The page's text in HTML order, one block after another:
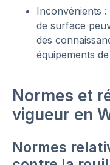
Inconvénients
de surface
des
équipements
Normes et
vigueur en
Normes